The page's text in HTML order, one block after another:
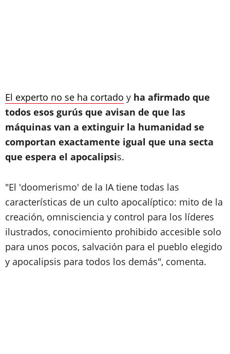
El experto no se ha cortado y ha afirmado que
todos esos gurús que avisan de que las
máquinas van a extinguir la humanidad se
comportan exactamente igual que una secta
que espera el apocalipsis.
"El 'doomerismo' de la IA tiene todas las
características de un culto apocalíptico: mito de la
creación, omnisciencia y control para los líderes
ilustrados, conocimiento prohibido accesible solo
para unos pocos, salvación para el pueblo elegido
y apocalipsis para todos los demás", comenta.